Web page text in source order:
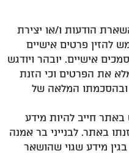
הודעות ו/או יצירת
להזין פרטים אישיים
אישיים. יובהר ויודגש
את הפרטים וכי הזנת
ובהסכמתו המלאה של
חייב להיות מידע
באתר. לבנייני בר אמנה
מידע שגוי שהושאר